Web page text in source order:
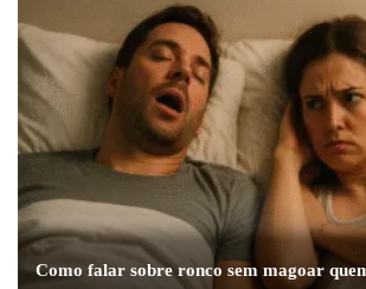
Como falar sobre ronco sem magoar